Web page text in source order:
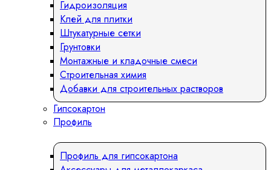
Гидроизоляция
Клей для плитки
Штукатурные сетки
Грунтовки
Монтажные и кладочные смеси
Строительная химия
Добавки для строительных растворов
Гипсокартон
Профиль
Профиль для гипсокартона